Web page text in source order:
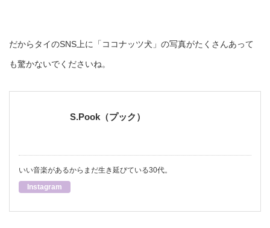
だからタイのSNS上に「ココナッツ犬」の写真がたくさんあって
も驚かないでくださいね。
S.Pook（プック）
いい音楽があるからまだ生き延びている30代。
Instagram